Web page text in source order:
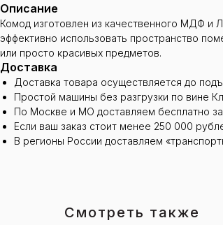
Описание
Комод изготовлен из качественного МДФ и
эффективно использовать пространство
или просто красивых предметов.
Доставка
Доставка товара осуществляется до
Простой машины без разгрузки по вине
По Москве и МО доставляем бесплатно
Если ваш заказ стоит менее 250 000
В регионы России доставляем
Смотреть также